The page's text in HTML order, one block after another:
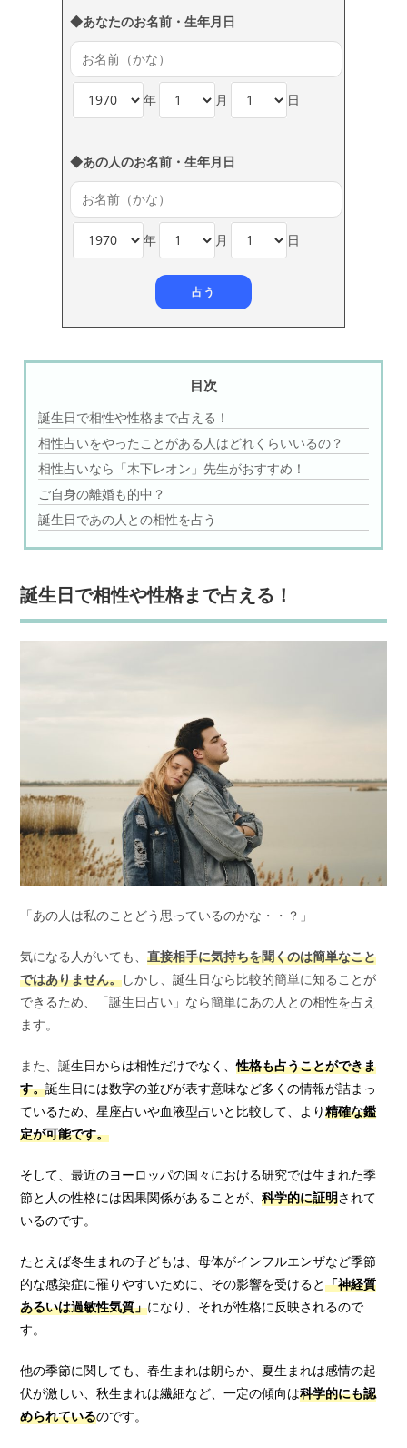
◆あなたのお名前・生年月日
年 月 日
◆あの人のお名前・生年月日
年 月 日
目次
誕生日で相性や性格まで占える！
相性占いをやったことがある人はどれくらいいるの？
相性占いなら「木下レオン」先生がおすすめ！
ご自身の離婚も的中？
誕生日であの人との相性を占う
誕生日で相性や性格まで占える！
「あの人は私のことどう思っているのかな・・？」
気になる人がいても、直接相手に気持ちを聞くのは簡単なこと
ではありません。しかし、誕生日なら比較的簡単に知ることが
できるため、「誕生日占い」なら簡単にあの人との相性を占え
ます。
また、誕生日からは相性だけでなく、性格も占うことができま
す。誕生日には数字の並びが表す意味など多くの情報が詰まっ
ているため、星座占いや血液型占いと比較して、より精確な鑑
定が可能です。
そして、最近のヨーロッパの国々における研究では生まれた季
節と人の性格には因果関係があることが、科学的に証明されて
いるのです。
たとえば冬生まれの子どもは、母体がインフルエンザなど季節
的な感染症に罹りやすいために、その影響を受けると「神経質
あるいは過敏性気質」になり、それが性格に反映されるので
す。
他の季節に関しても、春生まれは朗らか、夏生まれは感情の起
伏が激しい、秋生まれは繊細など、一定の傾向は科学的にも認
められているのです。